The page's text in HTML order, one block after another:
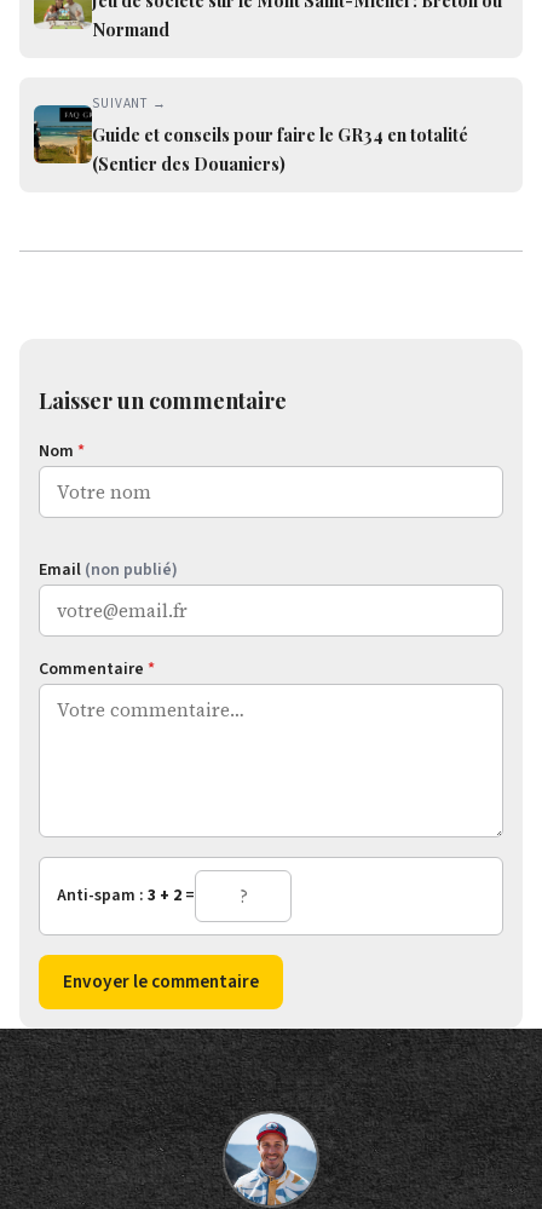
Normand
SUIVANT →
Guide et conseils pour faire le GR34 en totalité
(Sentier des Douaniers)
Laisser un commentaire
Nom *
Email (non publié)
Commentaire *
Anti-spam : 3 + 2 =
Envoyer le commentaire